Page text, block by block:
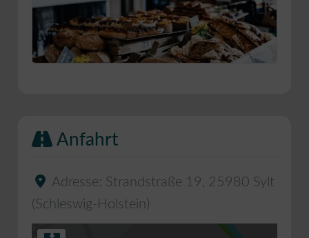
Anfahrt
Adresse: Strandstraße 19 , 25980 Sylt
(Schleswig-Holstein)